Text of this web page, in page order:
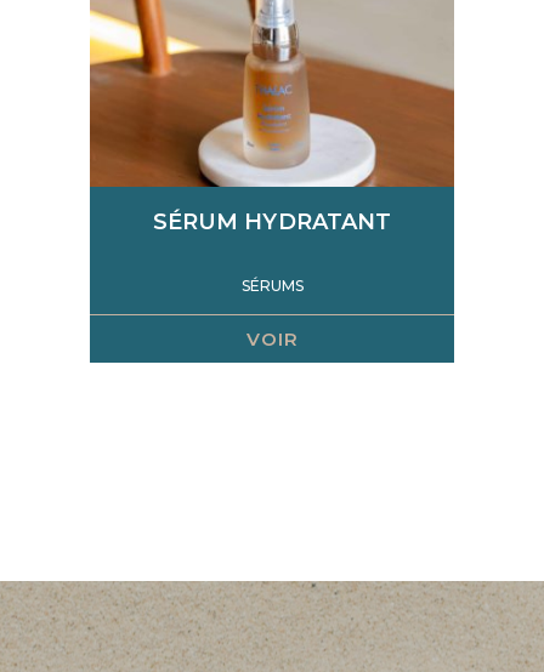
SÉRUM HYDRATANT
SÉRUMS
VOIR